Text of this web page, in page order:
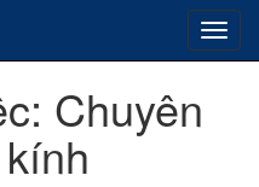
Chuyên